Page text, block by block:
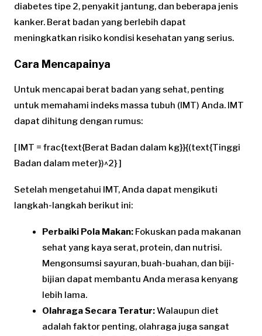
diabetes tipe 2, penyakit jantung, dan beberapa jenis
kanker. Berat badan yang berlebih dapat
meningkatkan risiko kondisi kesehatan yang serius.
Cara Mencapainya
Untuk mencapai berat badan yang sehat, penting
untuk memahami indeks massa tubuh (IMT) Anda. IMT
dapat dihitung dengan rumus:
[ IMT = frac{text{Berat Badan dalam kg}}{(text{Tinggi
Badan dalam meter})^2} ]
Setelah mengetahui IMT, Anda dapat mengikuti
langkah-langkah berikut ini:
Perbaiki Pola Makan: Fokuskan pada makanan
sehat yang kaya serat, protein, dan nutrisi.
Mengonsumsi sayuran, buah-buahan, dan biji-
bijian dapat membantu Anda merasa kenyang
lebih lama.
Olahraga Secara Teratur:Walaupun diet
adalah faktor penting, olahraga juga sangat